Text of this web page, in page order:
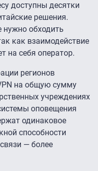
доступны десятки
решения.
нужно обходить
как взаимодействие
на себя оператор.
регионов
на общую сумму
учреждениях
оповещения
одинаковое
способности
— более